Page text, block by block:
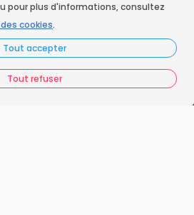
pour plus d'informations, consultez
cookies.
Tout accepter
Tout refuser
de chez vous